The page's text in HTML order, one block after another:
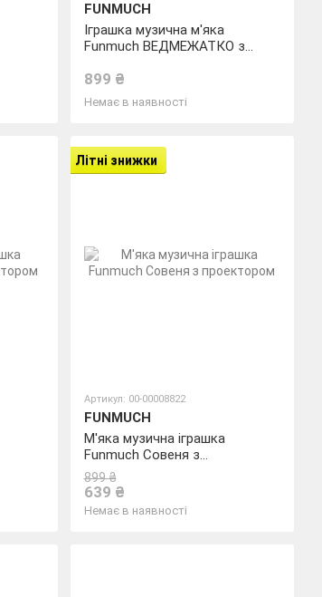
FUNMUCH
Іграшка музична м'яка
Funmuch ВЕДМЕЖАТКО з
899 ₴
Немає в наявності
Літні знижки
Артикул: 00-00008822
FUNMUCH
М'яка музична іграшка
Funmuch Совеня з
проектором
899 ₴
639 ₴
Немає в наявності